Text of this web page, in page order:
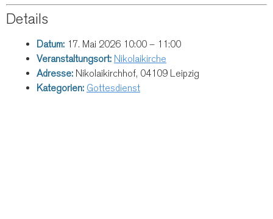
Details
Datum: 17. Mai 2026 10:00 – 11:00
Veranstaltungsort: Nikolaikirche
Adresse: Nikolaikirchhof, 04109 Leipzig
Kategorien: Gottesdienst